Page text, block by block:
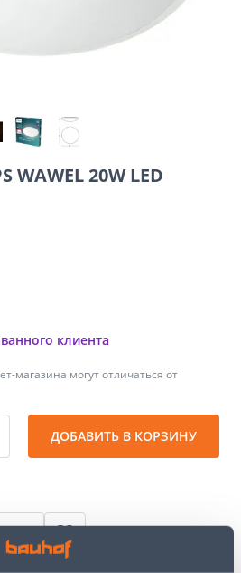
WAWEL 20W LED
магазина могут отличаться от
клиента
ДОБАВИТЬ В КОРЗИНУ